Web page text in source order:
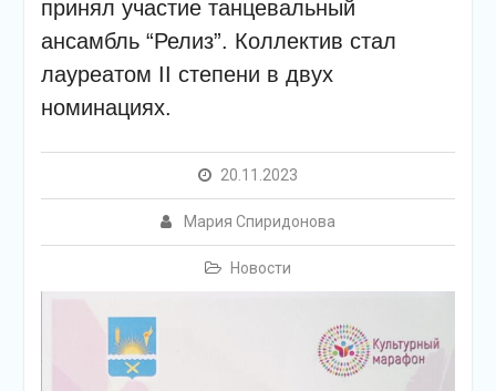
муки.
Дом культуры
Наша землячка стала
финалисткой
конкурса «Библиотекарь
года – 2025»
принял участие танцевальный
ансамбль “Релиз”. Коллектив стал
лауреатом II степени в двух
номинациях.
20.11.2023
Мария Спиридонова
Новости